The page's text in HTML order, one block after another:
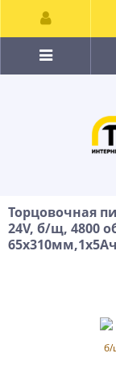
Торцовочная
24V, б/щ, 4800